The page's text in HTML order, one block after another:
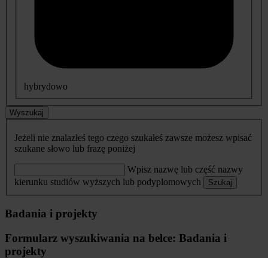
hybrydowo
Wyszukaj
Jeżeli nie znalazłeś tego czego szukałeś zawsze możesz wpisać
szukane słowo lub frazę poniżej
Wpisz nazwę lub część nazwy
kierunku studiów wyższych lub podyplomowych
Szukaj
Badania i projekty
Formularz wyszukiwania na belce: Badania i
projekty